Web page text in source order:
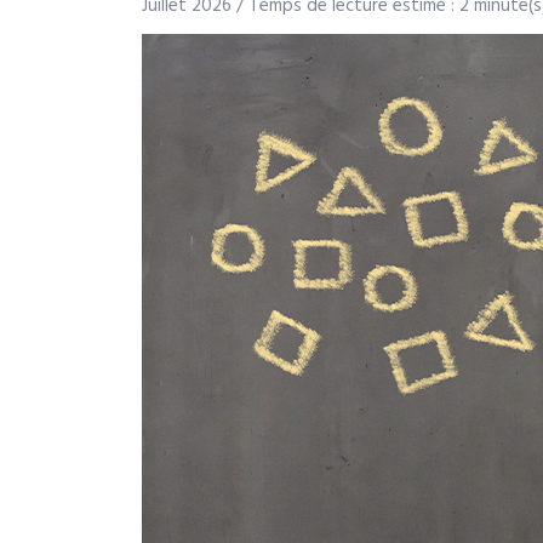
Juillet 2026 / Temps de lecture estimé : 2